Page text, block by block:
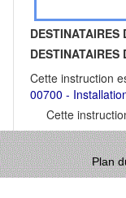
DESTINATAIRES
DESTINATAIRES
Cette instruction
00700 -
Cette
Plan